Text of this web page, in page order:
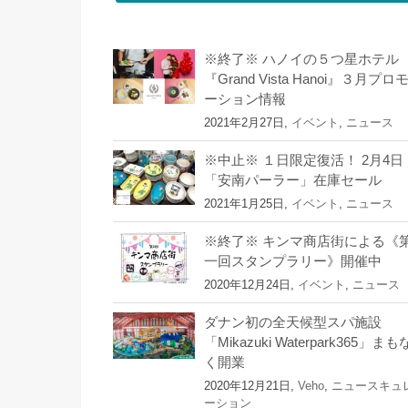
※終了※ ハノイの５つ星ホテル
『Grand Vista Hanoi』３月プロモ
ーション情報
2021年2月27日, イベント ニュース
※中止※ １日限定復活！ 2月4日
「安南パーラー」在庫セール
2021年1月25日, イベント ニュース
※終了※ キンマ商店街による《
一回スタンプラリー》開催中
2020年12月24日, イベント ニュース
ダナン初の全天候型スパ施設
「Mikazuki Waterpark365」まも
く開業
2020年12月21日, Veho
ニュースキュ
ーション